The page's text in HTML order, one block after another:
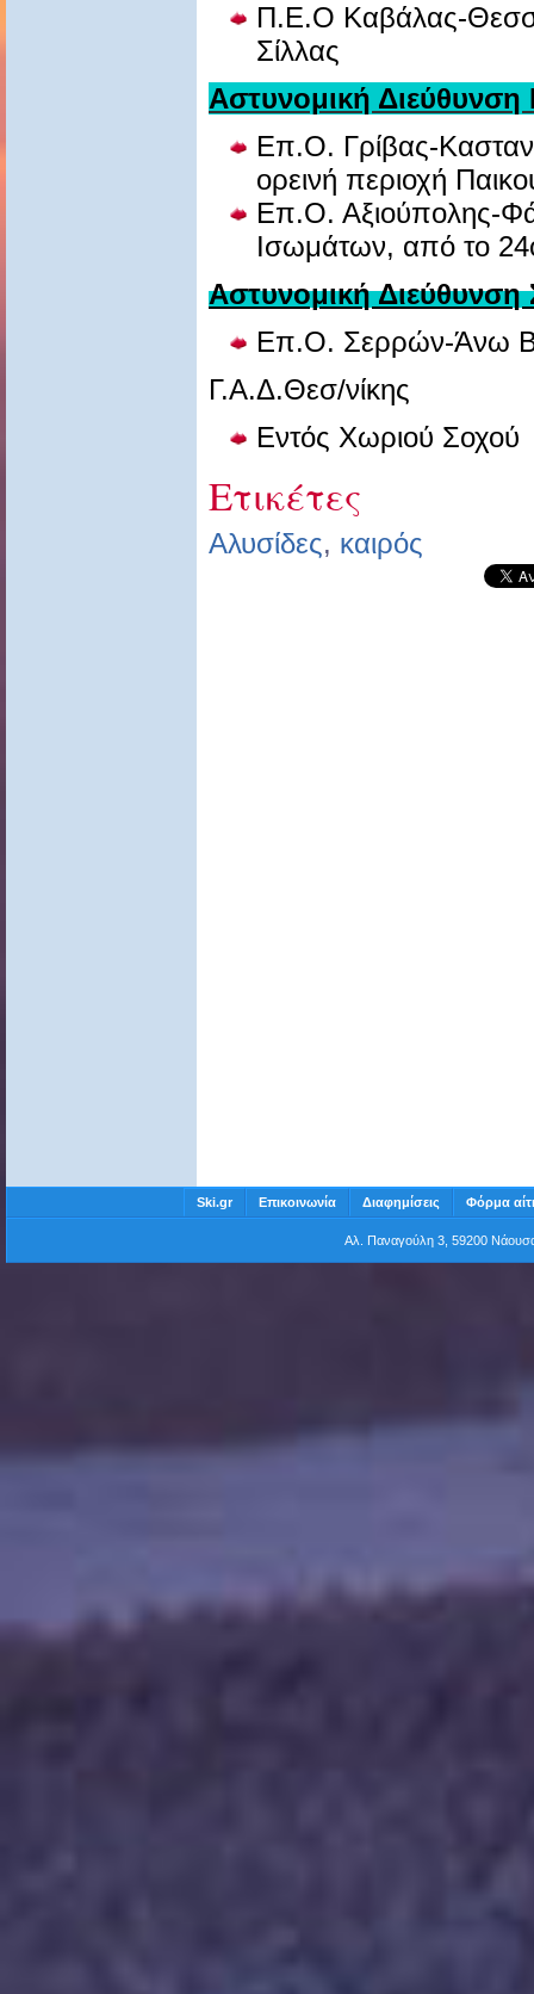
Π.Ε.Ο Καβάλας-
Σίλλας
Aστυνομική Διεύθυνση
Επ.Ο. Γρίβας-
ορεινή περιοχή
Επ.Ο. Αξιούπολης-
Ισωμάτων, από το
Aστυνομική
Επ.Ο. Σερρών-Άνω
Γ.Α.Δ.Θεσ/νίκης
Εντός Χωριού Σοχού
Ετικέτες
Αλυσίδες, καιρός
Ski.gr Επικοινωνία Διαφημίσεις Φόρμα
Αλ. Παναγούλη 3, 59200